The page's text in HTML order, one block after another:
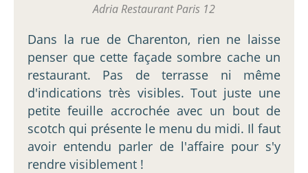
Adria Restaurant Paris 12
Dans la rue de Charenton, rien ne laisse
penser que cette façade sombre cache un
restaurant. Pas de terrasse ni même
d'indications très visibles. Tout juste une
petite feuille accrochée avec un bout de
scotch qui présente le menu du midi. Il faut
avoir entendu parler de l'affaire pour s'y
rendre visiblement !